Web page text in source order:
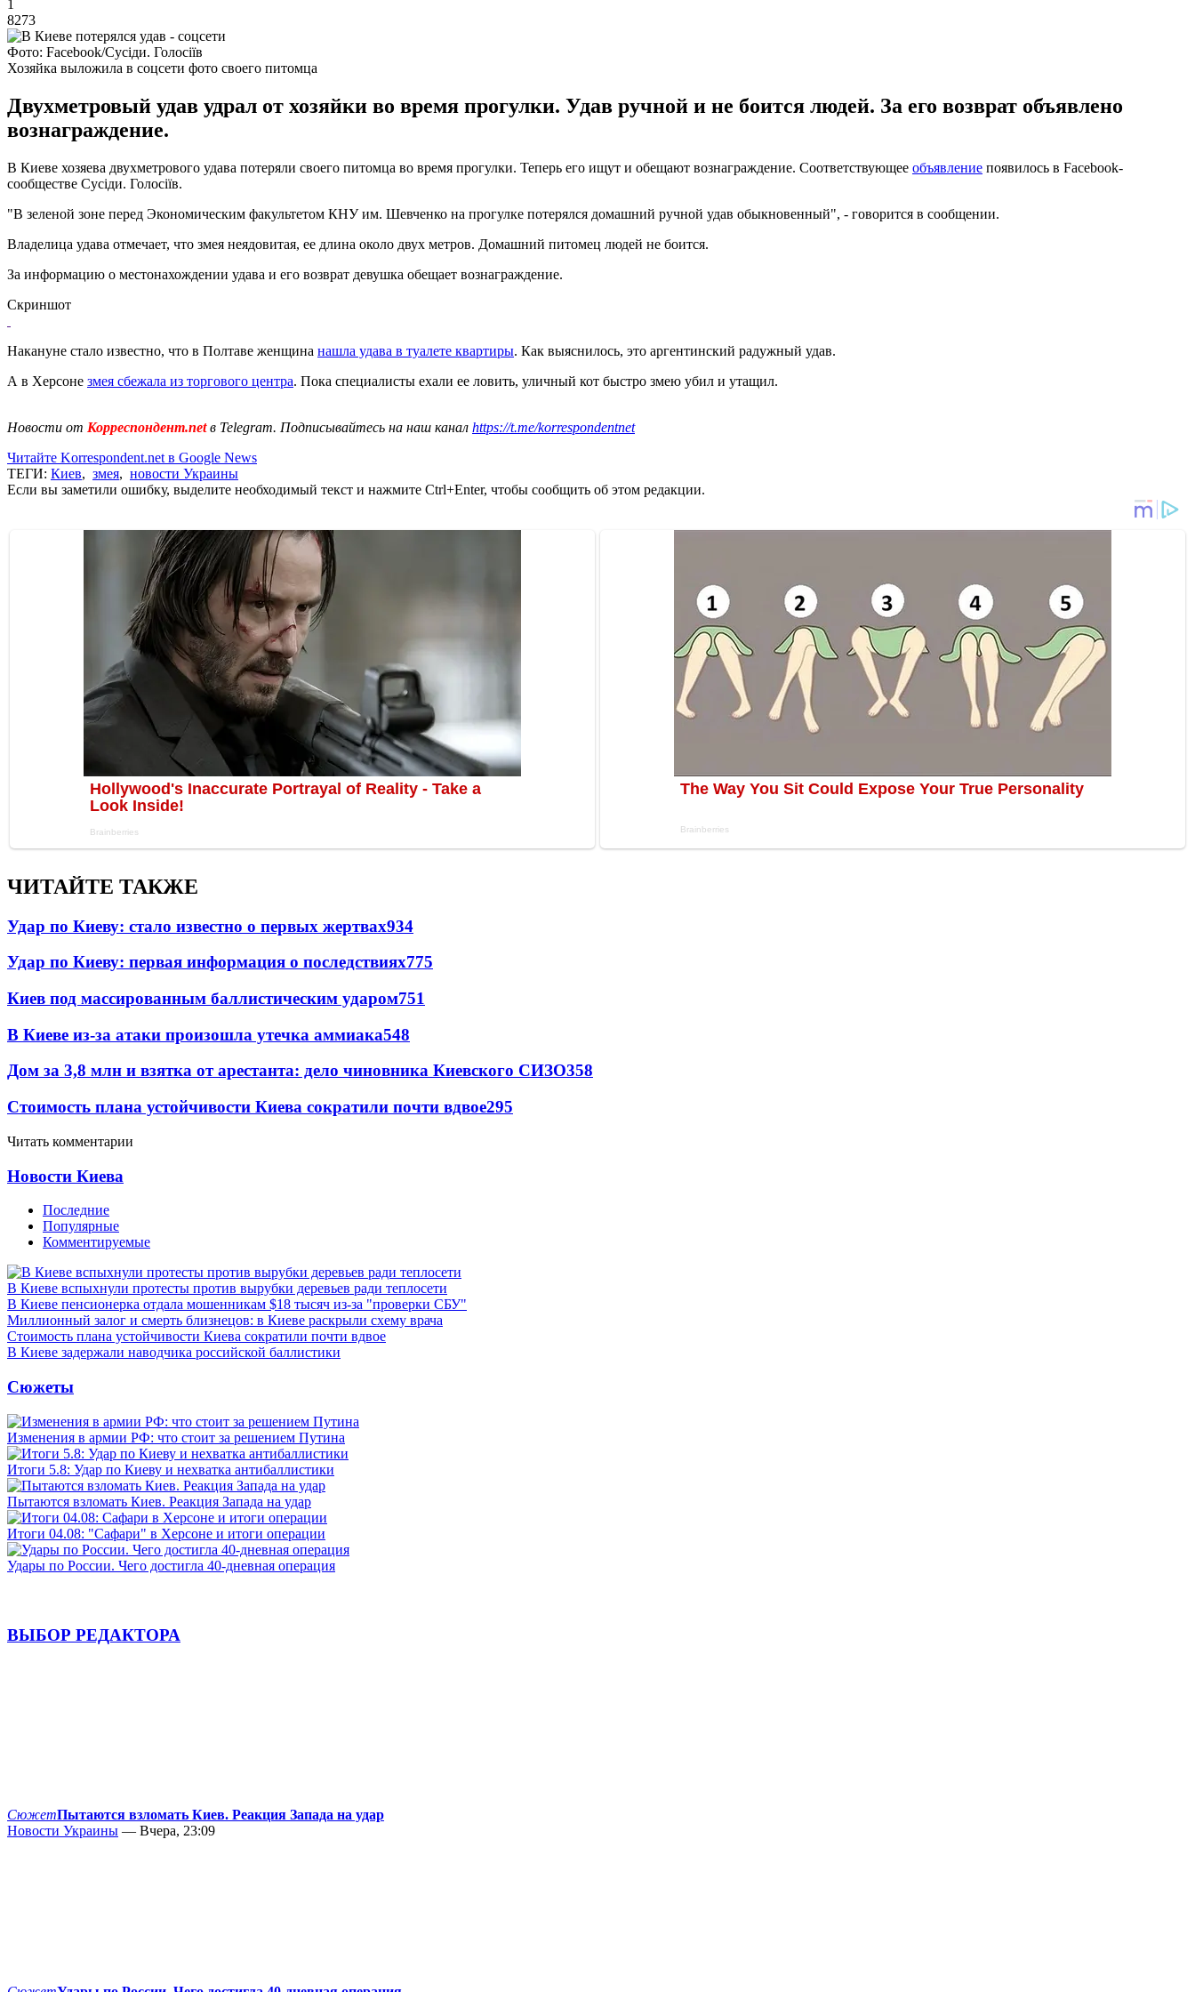
1
8273
Фото: Facebook/Сусіди. Голосіїв
Хозяйка выложила в соцсети фото своего питомца
Двухметровый удав удрал от хозяйки во время прогулки. Удав ручной и не боится людей. За его возврат объявлено
вознаграждение.
В Киеве хозяева двухметрового удава потеряли своего питомца во время прогулки. Теперь его ищут и обещают вознаграждение. Соответствующее объявление появилось в Facebook-
сообществе Сусіди. Голосіїв.
"В зеленой зоне перед Экономическим факультетом КНУ им. Шевченко на прогулке потерялся домашний ручной удав обыкновенный", - говорится в сообщении.
Владелица удава отмечает, что змея неядовитая, ее длина около двух метров. Домашний питомец людей не боится.
За информацию о местонахождении удава и его возврат девушка обещает вознаграждение.
Скриншот
Накануне стало известно, что в Полтаве женщина нашла удава в туалете квартиры. Как выяснилось, это аргентинский радужный удав.
А в Херсоне змея сбежала из торгового центра. Пока специалисты ехали ее ловить, уличный кот быстро змею убил и утащил.
Новости от Корреспондент.netв Telegram. Подписывайтесь на наш канал https://t.me/korrespondentnet
Читайте Korrespondent.net в Google News
ТЕГИ: Киев, змея, новости Украины
Если вы заметили ошибку, выделите необходимый текст и нажмите Ctrl+Enter, чтобы сообщить об этом редакции.
ЧИТАЙТЕ ТАКЖЕ
Удар по Киеву: стало известно о первых жертвах934
Удар по Киеву: первая информация о последствиях775
Киев под массированным баллистическим ударом751
В Киеве из-за атаки произошла утечка аммиака548
Дом за 3,8 млн и взятка от арестанта: дело чиновника Киевского СИЗО358
Стоимость плана устойчивости Киева сократили почти вдвое295
Читать комментарии
Новости Киева
Последние
Популярные
Комментируемые
В Киеве вспыхнули протесты против вырубки деревьев ради теплосети
В Киеве пенсионерка отдала мошенникам $18 тысяч из-за "проверки СБУ"
Миллионный залог и смерть близнецов: в Киеве раскрыли схему врача
Стоимость плана устойчивости Киева сократили почти вдвое
В Киеве задержали наводчика российской баллистики
Сюжеты
Изменения в армии РФ: что стоит за решением Путина
Итоги 5.8: Удар по Киеву и нехватка антибаллистики
Пытаются взломать Киев. Реакция Запада на удар
Итоги 04.08: "Сафари" в Херсоне и итоги операции
Удары по России. Чего достигла 40-дневная операция
ВЫБОР РЕДАКТОРА
СюжетПытаются взломать Киев. Реакция Запада на удар
Новости Украины — Вчера, 23:09